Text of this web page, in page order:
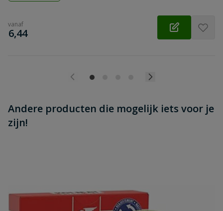
vanaf
€
6,44
Andere producten die mogelijk iets voor je
zijn!